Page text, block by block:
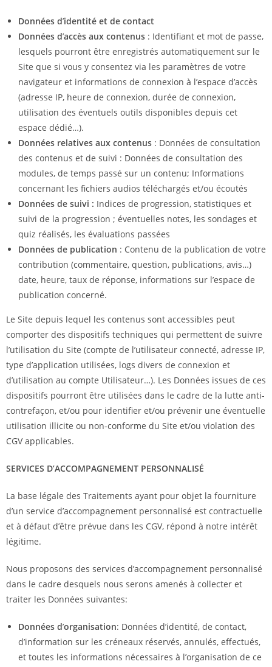
Données d’identité et de contact
Données d’accès aux contenus : Identifiant et mot de passe,
lesquels pourront être enregistrés automatiquement sur le
Site que si vous y consentez via les paramètres de votre
navigateur et informations de connexion à l’espace d’accès
(adresse IP, heure de connexion, durée de connexion,
utilisation des éventuels outils disponibles depuis cet
espace dédié…).
Données relatives aux contenus : Données de consultation
des contenus et de suivi : Données de consultation des
modules, de temps passé sur un contenu; Informations
concernant les fichiers audios téléchargés et/ou écoutés
Données de suivi : Indices de progression, statistiques et
suivi de la progression ; éventuelles notes, les sondages et
quiz réalisés, les évaluations passées
Données de publication : Contenu de la publication de votre
contribution (commentaire, question, publications, avis…)
date, heure, taux de réponse, informations sur l’espace de
publication concerné.
Le Site depuis lequel les contenus sont accessibles peut
comporter des dispositifs techniques qui permettent de suivre
l’utilisation du Site (compte de l’utilisateur connecté, adresse IP,
type d’application utilisées, logs divers de connexion et
d’utilisation au compte Utilisateur…). Les Données issues de ces
dispositifs pourront être utilisées dans le cadre de la lutte anti-
contrefaçon, et/ou pour identifier et/ou prévenir une éventuelle
utilisation illicite ou non-conforme du Site et/ou violation des
CGV applicables.
SERVICES D’ACCOMPAGNEMENT PERSONNALISÉ
La base légale des Traitements ayant pour objet la fourniture
d’un service d’accompagnement personnalisé est contractuelle
et à défaut d’être prévue dans les CGV, répond à notre intérêt
légitime.
Nous proposons des services d’accompagnement personnalisé
dans le cadre desquels nous serons amenés à collecter et
traiter les Données suivantes:
Données d’organisation: Données d’identité, de contact,
d’information sur les créneaux réservés, annulés, effectués,
et toutes les informations nécessaires à l’organisation de ce